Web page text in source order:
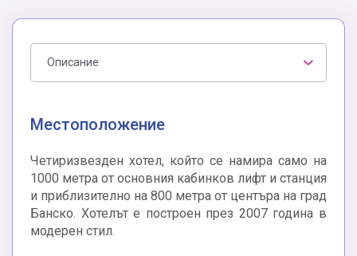
Описание
Местоположение
Четиризвезден хотел, който се намира само на
1000 метра от основния кабинков лифт и станция
и приблизително на 800 метра от центъра на град
Банско. Хотелът е построен през 2007 година в
модерен стил.